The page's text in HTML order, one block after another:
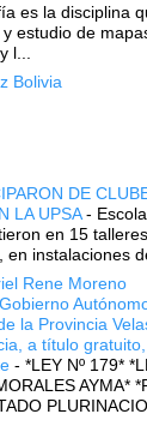
es la disciplina
estudio de
l...
Bolivia
DE
LA UPSA-
en 15
instalaciones
Rene Moreno
la Provincia
a título
- *LEY Nº 179*
AYMA*